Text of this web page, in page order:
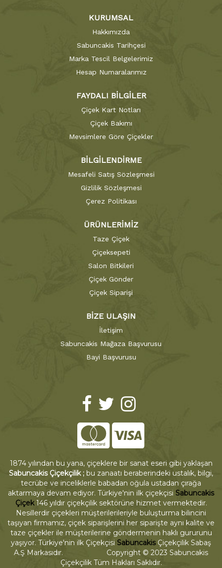
KURUMSAL
Hakkımızda
Sabuncakis Tarihçesi
Marka Tescil Belgelerimiz
Hesap Numaralarımız
FAYDALI BİLGİLER
Çiçek Kart Notları
Çiçek Bakımı
Mevsimlere Göre Çiçekler
BİLGİLENDİRME
Mesafeli Satış Sözleşmesi
Gizlilik Sözleşmesi
Çerez Politikası
ÜRÜNLERİMİZ
Taze Çiçek
Çiçeksepeti
Salon Bitkileri
Çiçek Gönder
Çiçek Siparişi
BİZE ULAŞIN
İletişim
Sabuncakis Mağaza Başvurusu
Bayi Başvurusu
1874 yılından bu yana, çiçeklere bir sanat eseri gibi yaklaşan
Sabuncakis Çiçekçilik ; bu zanaatı beraberindeki ustalık, bilgi,
tecrübe ve inceliklerle babadan oğula ustadan çırağa
aktarmaya devam ediyor. Türkiye'nin ilk çiçekçisi Sabuncakis
Çiçek146 yıldır çiçekçilik sektörüne hizmet vermektedir.
Nesillerdir çiçekleri müşterilerileriyle buluşturma bilincini
taşıyan firmamız, çiçek siparişlerini her siparişte aynı kalite ve
taze çiçekler ile müşterilerine göndermenin haklı gururunu
yaşıyor. Türkiye'nin ilk Çiçekçisi SabuncakisÇiçekçilik Sabaş
A.Ş Markasıdır. Copyright © 2023 Sabuncakis
Çiçekçilik Tüm Hakları Saklıdır.